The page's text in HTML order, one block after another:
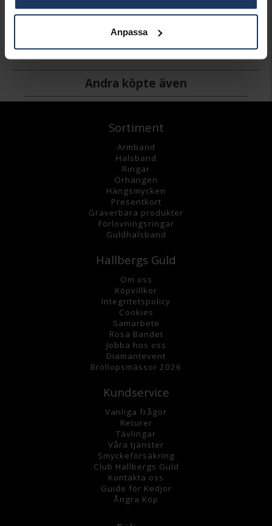
Anpassa
Kedja i äkta silver 50 cm
398:-
Andra köpte även
Sortiment
Armband
Halsband
Ringar
Örhängen
Hängsmycken
Presentkort
Graverbara produkter
Förlovningsringar
Guldhalsband
Hallbergs Guld
Om oss
Köpvillkor
Integritetspolicy
Cookies
Samarbete
Rosa Bandet
Jobba hos oss
Diamantevent
Bröllopsmässor 2026
Kundservice
Vanliga frågor
Returer
Tävlingar
Våra tjänster
Smyckeförsäkring
Club Hallbergs Guld
Kontakta oss
Guide för Kedjor
Ångra Köp